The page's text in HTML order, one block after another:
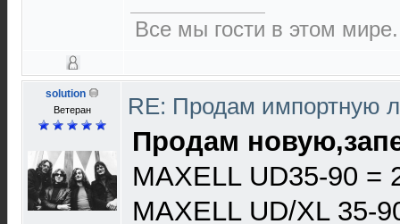
Все мы гости в этом
solution
Ветеран RE: Продам импортную
Продам
MAXELL UD35-90 =
MAXELL UD/XL 35-